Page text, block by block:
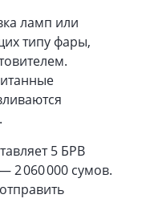
ламп или
типу фары,
5 БРВ
2 060 000 сумов.